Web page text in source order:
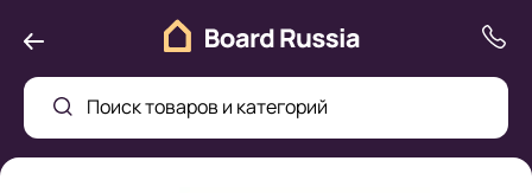
Поиск товаров и категорий